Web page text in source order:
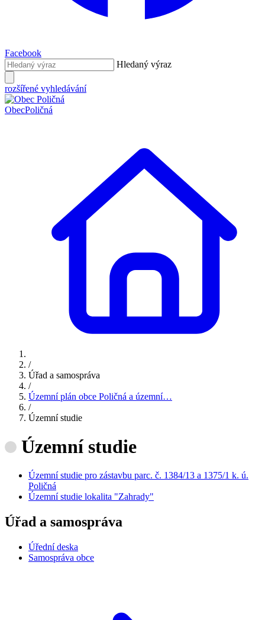
Facebook
Hledaný výraz
rozšířené vyhledávání
ObecPoličná
/
Úřad a samospráva
/
Územní plán obce Poličná a územní…
/
Územní studie
Územní studie
Územní studie pro zástavbu parc. č. 1384/13 a 1375/1 k. ú.
Poličná
Územní studie lokalita "Zahrady"
Úřad a samospráva
Úřední deska
Samospráva obce